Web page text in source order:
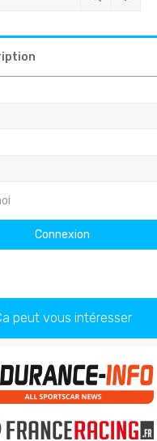
peut vous intéresser